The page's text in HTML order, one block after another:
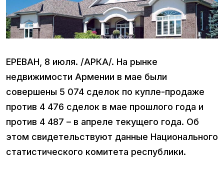
ЕРЕВАН, 8 июля. /АРКА/. На рынке
недвижимости Армении в мае были
совершены 5 074 сделок по купле-продаже
против 4 476 сделок в мае прошлого года и
против 4 487 – в апреле текущего года. Об
этом свидетельствуют данные Национального
статистического комитета республики.